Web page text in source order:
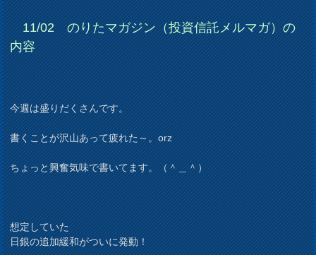
11/02 のりたマガジン（投資信託メルマガ）の
内容
今週は盛りだくさんです。
書くことが沢山あって疲れた～。orz
ちょっと興奮気味で書いてます。（＾＿＾）
想定していた
日銀の追加緩和がついに発動！